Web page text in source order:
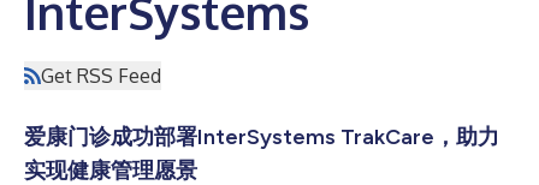
InterSystems
Get RSS Feed
爱康门诊成功部署InterSystems TrakCare，助力
实现健康管理愿景